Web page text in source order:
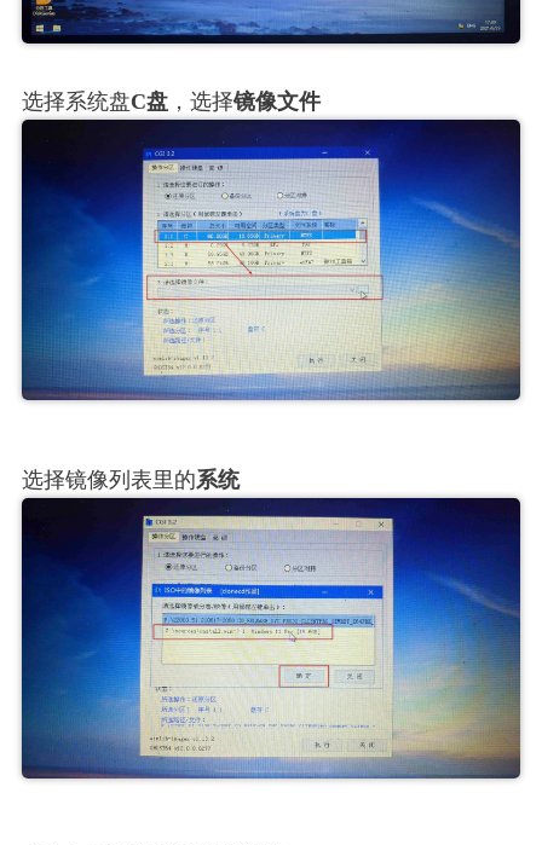
选择系统盘C盘，选择镜像文件
选择镜像列表里的系统